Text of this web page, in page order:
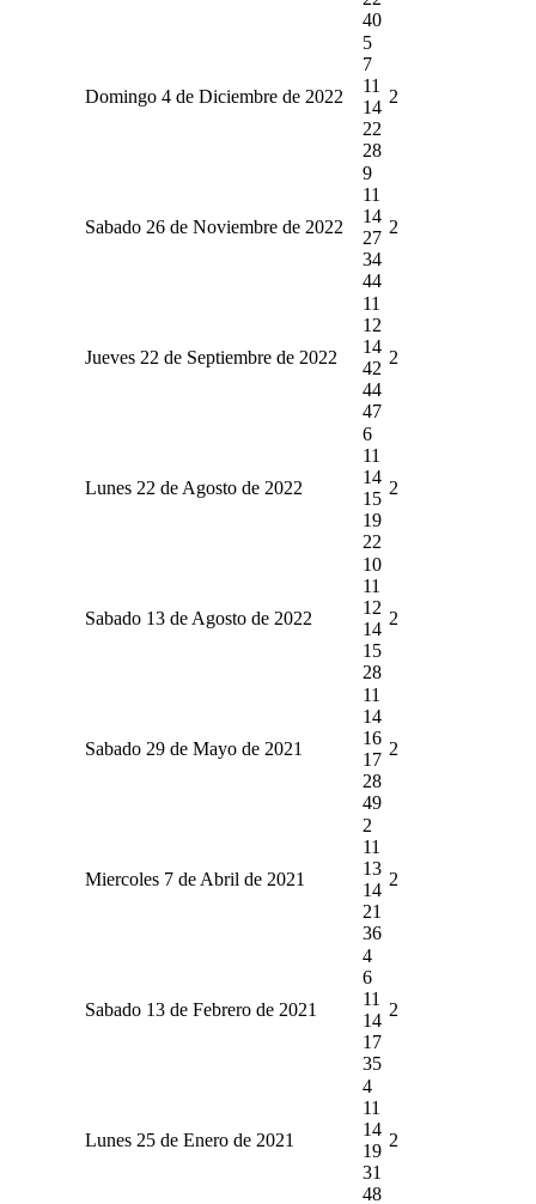
40
Domingo 4 de Diciembre de 2022
5
7
11
14
22
28
2
Sabado 26 de Noviembre de 2022
9
11
14
27
34
44
2
Jueves 22 de Septiembre de 2022
11
12
14
42
44
47
2
Lunes 22 de Agosto de 2022
6
11
14
15
19
22
2
Sabado 13 de Agosto de 2022
10
11
12
14
15
28
2
Sabado 29 de Mayo de 2021
11
14
16
17
28
49
2
Miercoles 7 de Abril de 2021
2
11
13
14
21
36
2
Sabado 13 de Febrero de 2021
4
6
11
14
17
35
2
Lunes 25 de Enero de 2021
4
11
14
19
31
48
2